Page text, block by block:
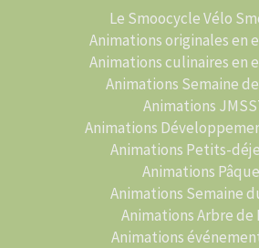
Le Smoocycle Vélo
Animations originales en
Animations culinaires en
Animations Semaine
Animations
Animations
Animations Petits-
Animations
Animations Semaine
Animations Arbre de
Animations